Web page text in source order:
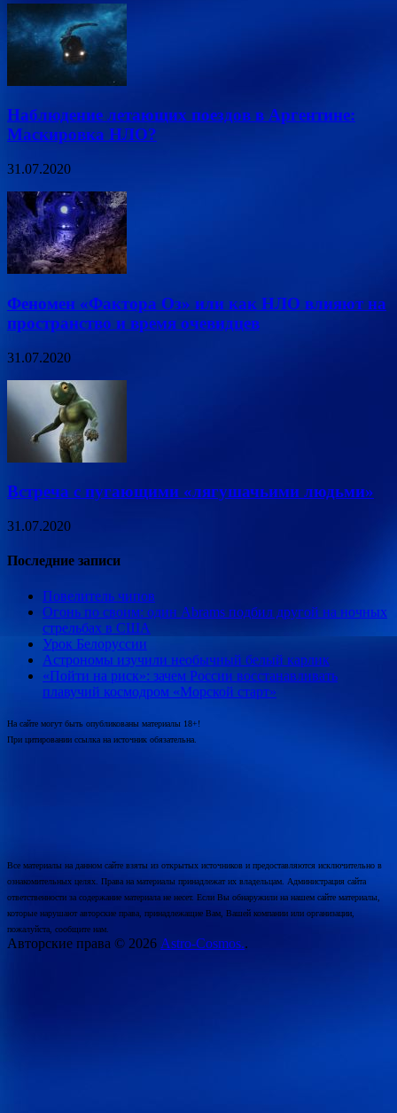
Наблюдение летающих поездов в Аргентине:
Маскировка НЛО?
31.07.2020
Феномен «Фактора Оз» или как НЛО влияют на
пространство и время очевидцев
31.07.2020
Встреча с пугающими «лягушачьими людьми»
31.07.2020
Последние записи
Повелитель чипов
Огонь по своим: один Abrams подбил другой на ночных
стрельбах в США
Урок Белоруссии
Астрономы изучили необычный белый карлик
«Пойти на риск»: зачем России восстанавливать
плавучий космодром «Морской старт»
На сайте могут быть опубликованы материалы 18+!
При цитировании ссылка на источник обязательна.
Все материалы на данном сайте взяты из открытых источников и предоставляются исключительно в
ознакомительных целях. Права на материалы принадлежат их владельцам. Администрация сайта
ответственности за содержание материала не несет. Если Вы обнаружили на нашем сайте материалы,
которые нарушают авторские права, принадлежащие Вам, Вашей компании или организации,
пожалуйста, сообщите нам.
Авторские права © 2026 Astro-Cosmos..